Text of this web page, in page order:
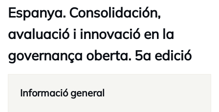
Espanya. Consolidación,
avaluació i innovació en la
governança oberta. 5a edició
Informació general